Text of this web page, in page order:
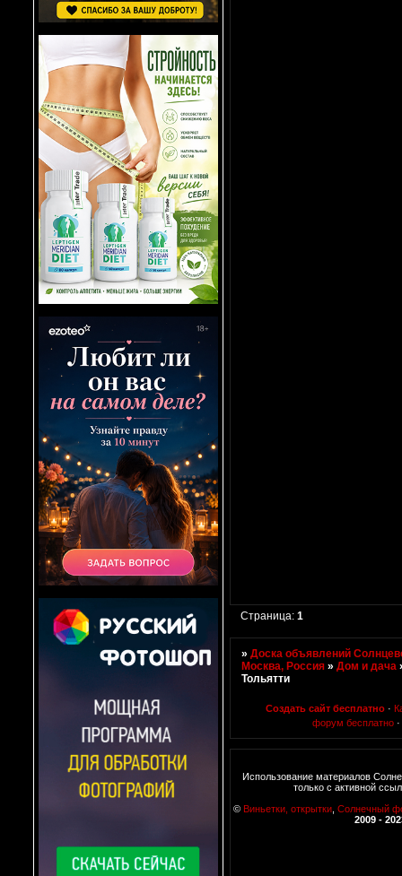
Страница:1
»Доска объявлений
Москва, Россия »Дом и дача
Тольятти
Создать сайт бесплатно ·
форум бесплатно ·
Использование материалов
только с активной
© Виньетки, открытки Солнечный
2009 -